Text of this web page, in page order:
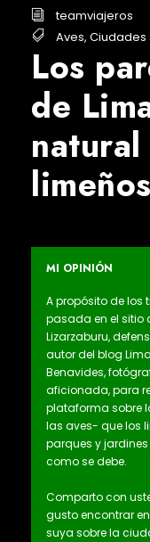
teamviajeros
Aves, Ciudades
Los
de
limeños
MI OPINIÓN
A propósito de los
pasada en el sitio
Lizarzaburu,
autor del blog
Benavides,
aficionada, para
plataforma sobre
las aves- que los
parques y
como se debe.
Comparto con
gusto encontrar
suya sobre la